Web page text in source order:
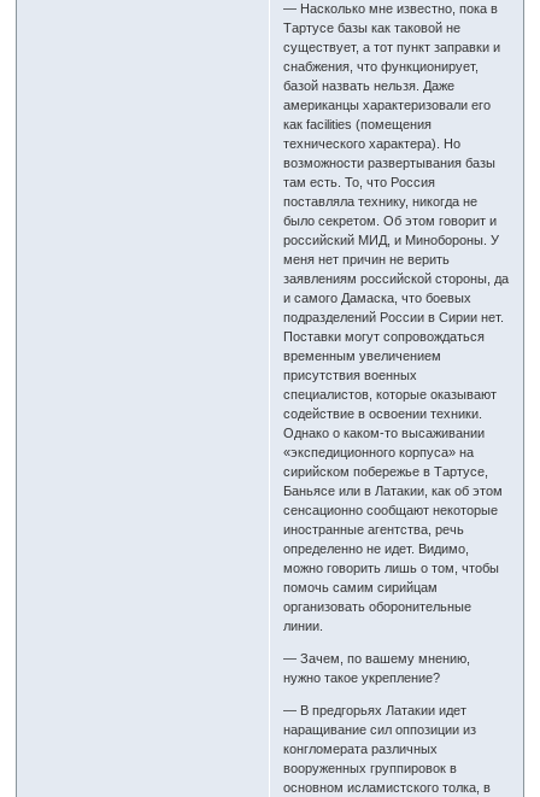
— Насколько мне известно, пока в
Тартусе базы как таковой не
существует, а тот пункт заправки и
снабжения, что функционирует,
базой назвать нельзя. Даже
американцы характеризовали его
как facilities (помещения
технического характера). Но
возможности развертывания базы
там есть. То, что Россия
поставляла технику, никогда не
было секретом. Об этом говорит и
российский МИД, и Минобороны. У
меня нет причин не верить
заявлениям российской стороны, да
и самого Дамаска, что боевых
подразделений России в Сирии нет.
Поставки могут сопровождаться
временным увеличением
присутствия военных
специалистов, которые оказывают
содействие в освоении техники.
Однако о каком-то высаживании
«экспедиционного корпуса» на
сирийском побережье в Тартусе,
Баньясе или в Латакии, как об этом
сенсационно сообщают некоторые
иностранные агентства, речь
определенно не идет. Видимо,
можно говорить лишь о том, чтобы
помочь самим сирийцам
организовать оборонительные
линии.
— Зачем, по вашему мнению,
нужно такое укрепление?
— В предгорьях Латакии идет
наращивание сил оппозиции из
конгломерата различных
вооруженных группировок в
основном исламистского толка, в